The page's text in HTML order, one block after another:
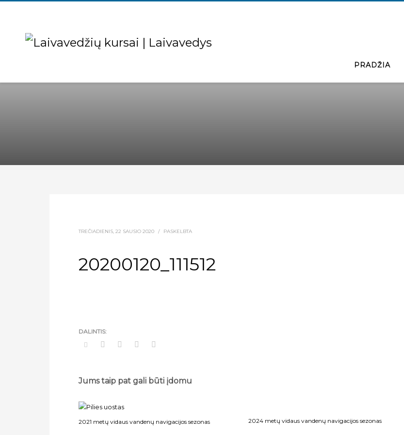
PRADŽIA
TREČIADIENIS, 22 SAUSIO 2020 / PASKELBTA
20200120_111512
Jums taip pat gali būti įdomu
2021 metų vidaus vandenų navigacijos sezonas 2024 metų vidaus vandenų navigacijos sezonas